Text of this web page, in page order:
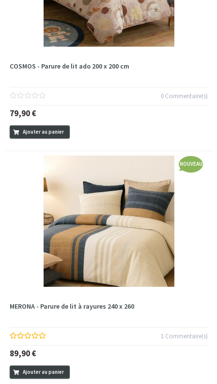
COSMOS - Parure de lit ado 200 x 200 cm
0 Commentaire(s)
79,90 €
Ajouter au panier
NOUVEAU
MERONA - Parure de lit à rayures 240 x 260
1 Commentaire(s)
89,90 €
Ajouter au panier